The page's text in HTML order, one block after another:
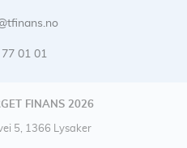
01 01
FINANS 2026
5, 1366 Lysaker